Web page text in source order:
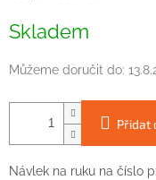
cena:
Skladem
Můžeme doručit do:
Přidat
Návlek na ruku na číslo